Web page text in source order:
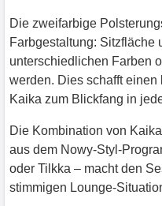
Die zweifarbige
Farbgestaltung: Sitzfläche
unterschiedlichen Farben
werden. Dies schafft
Kaika zum Blickfang in
Die Kombination von
aus dem Nowy-Styl-
oder Tilkka – macht den
stimmigen Lounge-